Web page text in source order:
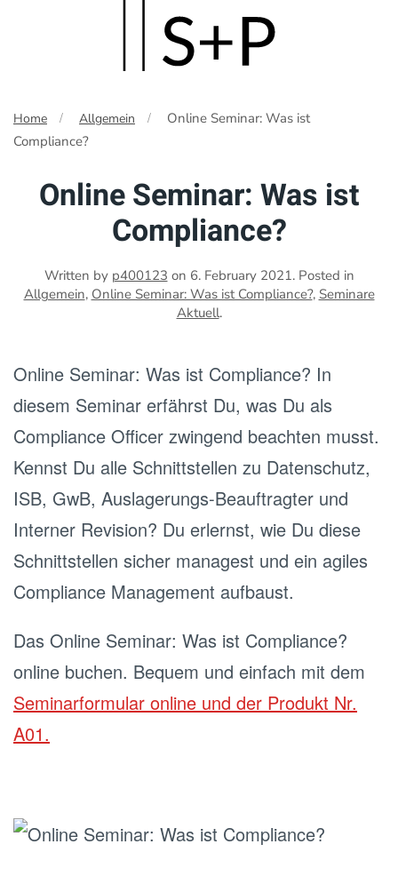
main
content
Home Allgemein
Online Seminar: Was ist
Compliance?
Online Seminar: Was ist
Compliance?
Written by p400123 on 6. February 2021. Posted in
Allgemein, Online Seminar: Was ist Compliance?, Seminare
Aktuell.
Online Seminar: Was ist Compliance? In
diesem Seminar erfährst Du, was Du als
Compliance Officer zwingend beachten musst.
Kennst Du alle Schnittstellen zu Datenschutz,
ISB, GwB, Auslagerungs-Beauftragter und
Interner Revision? Du erlernst, wie Du diese
Schnittstellen sicher managest und ein agiles
Compliance Management aufbaust.
Das Online Seminar: Was ist Compliance?
online buchen. Bequem und einfach mit dem
Seminarformular online und der Produkt Nr.
A01.